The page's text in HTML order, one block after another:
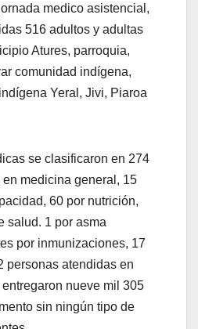
medico asistencial,
516 adultos y adultas
Atures, parroquia,
comunidad indígena,
Yeral, Jivi, Piaroa
se clasificaron en 274
medicina general, 15
60 por nutrición,
salud. 1 por asma
por inmunizaciones, 17
personas atendidas en
nueve mil 305
sin ningún tipo de